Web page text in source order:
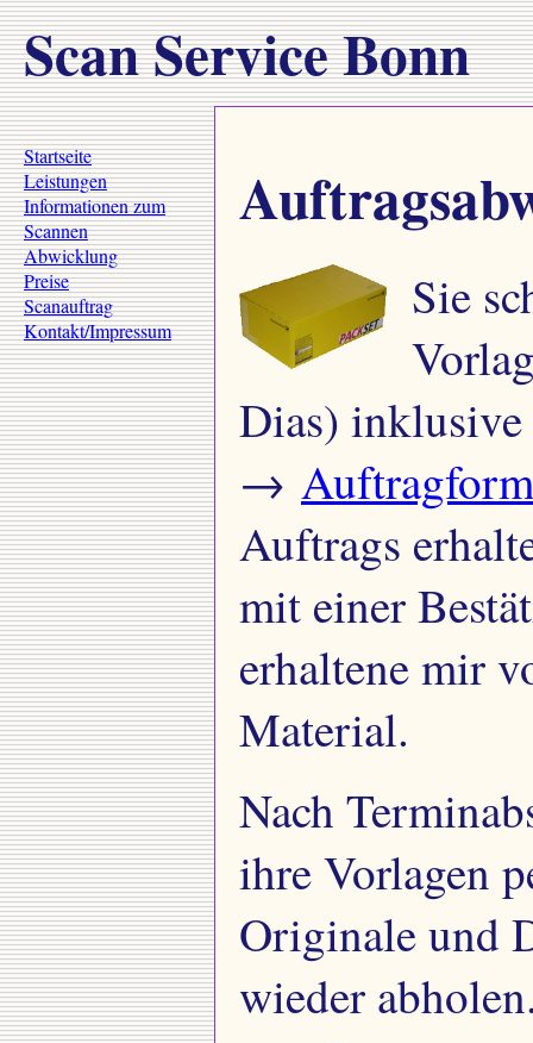
Scan Service Bonn
Startseite
Leistungen
Informationen zum
Scannen
Abwicklung
Preise
Scanauftrag
Kontakt/Impressum
Sie
Dias)
→
Auftrags
mit einer
erhaltene mir
Material.
Nach
ihre Vorlagen
Originale und
wieder